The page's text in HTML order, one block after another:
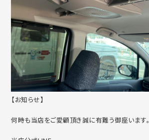
【お知らせ】
何時も当店をご愛顧頂き誠に有難う御座います。